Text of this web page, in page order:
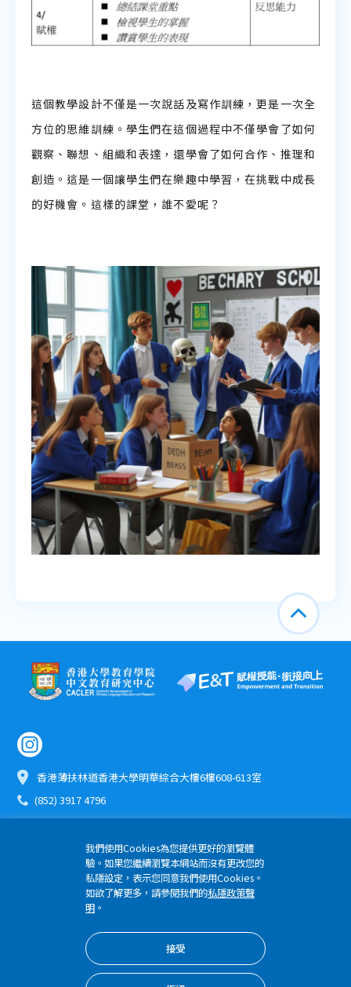
我們使用Cookies為您提供更好的瀏覽體
驗。如果您繼續瀏覽本網站而沒有更改您的
私隱設定，表示您同意我們使用Cookies。
如欲了解更多，請參閱我們的私隱政策聲
明 。
接受
這個教學設計不僅是一次說話及寫作訓練，更是一次全
方位的思維訓練。學生們在這個過程中不僅學會了如何
觀察、聯想、組織和表達，還學會了如何合作、推理和
創造。這是一個讓學生們在樂趣中學習，在挑戰中成長
的好機會。這樣的課堂，誰不愛呢？
香港薄扶林道香港大學明華綜合大樓6樓608-613室
(852) 3917 4796
版權所有 © 2024 優質教育基金 香港大學教育學院